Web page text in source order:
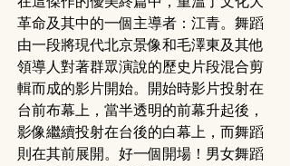
革命及其中的一個主導者：江青。舞蹈
由一段將現代北京景像和毛澤東及其他
領導人對著群眾演說的歷史片段混合剪
輯而成的影片開始。開始時影片投射在
台前布幕上，當半透明的前幕升起後，
影像繼續投射在台後的白幕上，而舞蹈
則在其前展開。好一個開場！男女舞蹈